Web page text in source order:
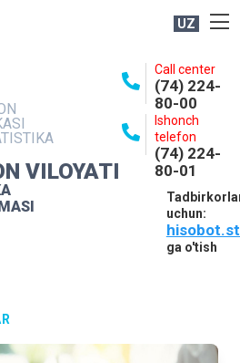
UZ
VILOYATI
Call center
(74) 224-
80-00
Ishonch
telefon
(74) 224-
80-01
uchun:
ga o'tish
NASHRLAR
XIZMATLAR
XIZMATI